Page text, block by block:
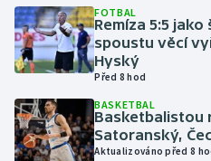
Krasobruslení
Lezení
Lyže a snowboard
Moderní pětiboj
FOTBAL
Remíza 5:5
spoustu věcí
Hyský
Před 8 hod
BASKETBAL
Basketbalistou
Satoranský,
Aktualizováno před 8